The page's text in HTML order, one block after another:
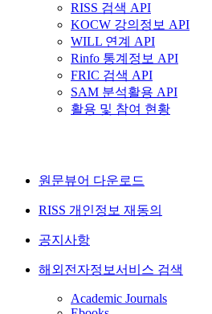
RISS 검색 API
KOCW 강의정보 API
WILL 연계 API
Rinfo 통계정보 API
FRIC 검색 API
SAM 분석활용 API
활용 및 참여 현황
원문뷰어 다운로드
RISS 개인정보 재동의
공지사항
해외전자정보서비스 검색
Academic Journals